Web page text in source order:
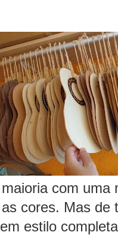
com uma
cores. Mas de
estilo